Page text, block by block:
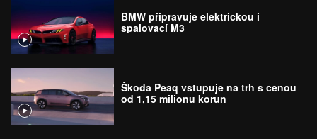
BMW připravuje elektrickou i
spalovací M3
Škoda Peaq vstupuje na trh s cenou
od 1,15 milionu korun